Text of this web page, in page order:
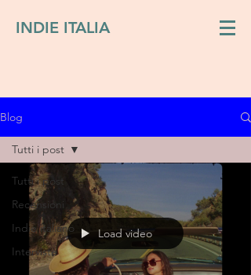
INDIE ITALIA
Blog
Tutti i post
Recensioni
Indie italiano
Interviste
Tutti i post
Load video